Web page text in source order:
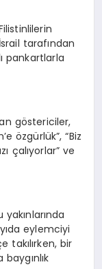
tarafından
pankartlarla
göstericiler,
özgürlük”, “Biz
çalıyorlar” ve
eylemciyi
takılırken, bir